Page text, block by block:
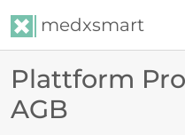
medxsmart
Plattform
AGB